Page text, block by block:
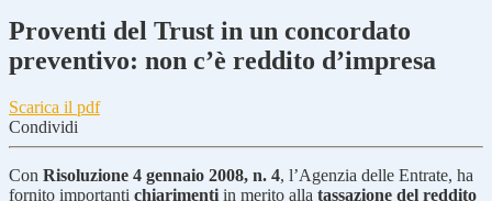
Proventi del Trust in un concordato
preventivo: non c’è reddito d’impresa
Scarica il pdf
Condividi
Con Risoluzione 4 gennaio 2008, n. 4, l’Agenzia delle Entrate, ha
fornito importanti chiarimenti in merito alla tassazione del reddito